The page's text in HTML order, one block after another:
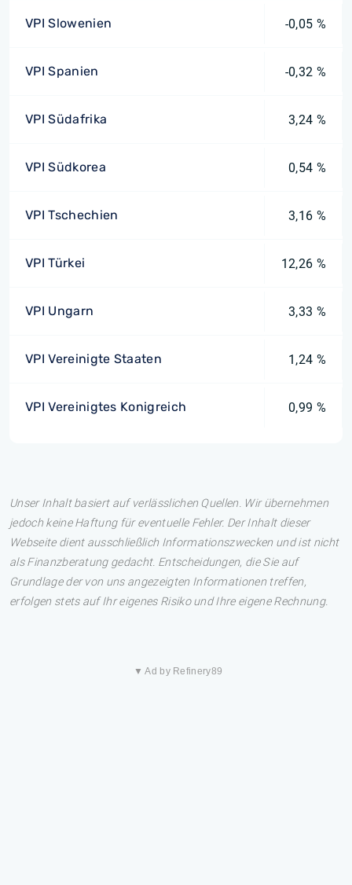
VPI Slowenien -0,05 %
VPI Spanien -0,32 %
VPI Südafrika 3,24 %
VPI Südkorea 0,54 %
VPI Tschechien 3,16 %
VPI Türkei 12,26 %
VPI Ungarn 3,33 %
VPI Vereinigte Staaten 1,24 %
VPI Vereinigtes Konigreich 0,99 %
Unser Inhalt basiert auf verlässlichen Quellen. Wir übernehmen
jedoch keine Haftung für eventuelle Fehler. Der Inhalt dieser
Webseite dient ausschließlich Informationszwecken und ist nicht
als Finanzberatung gedacht. Entscheidungen, die Sie auf
Grundlage der von uns angezeigten Informationen treffen,
erfolgen stets auf Ihr eigenes Risiko und Ihre eigene Rechnung.
▼ Ad by Refinery89